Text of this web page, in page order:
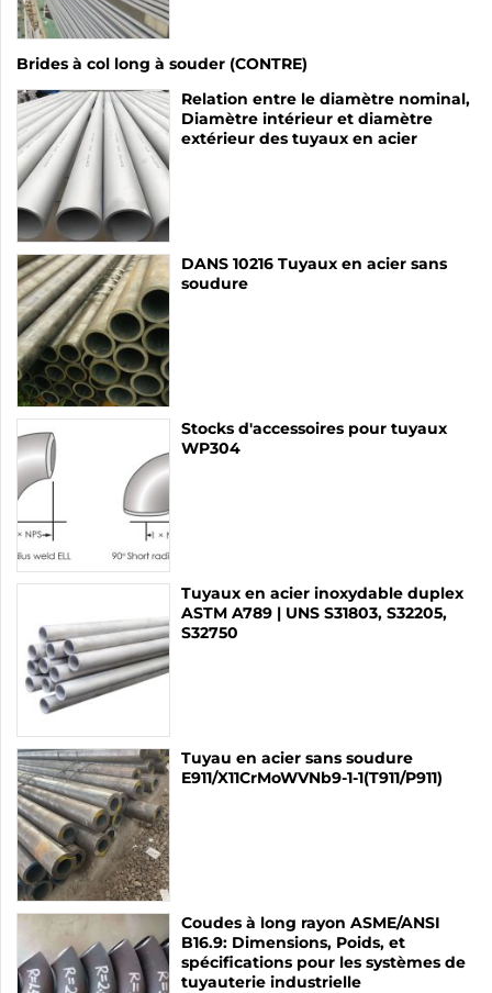
Brides à col long à souder (CONTRE)
Relation entre le diamètre nominal,
Diamètre intérieur et diamètre
extérieur des tuyaux en acier
DANS 10216 Tuyaux en acier sans
soudure
Stocks d'accessoires pour tuyaux
WP304
Tuyaux en acier inoxydable duplex
ASTM A789 | UNS S31803, S32205,
S32750
Tuyau en acier sans soudure
E911/X11CrMoWVNb9-1-1(T911/P911)
Coudes à long rayon ASME/ANSI
B16.9: Dimensions, Poids, et
spécifications pour les systèmes de
tuyauterie industrielle